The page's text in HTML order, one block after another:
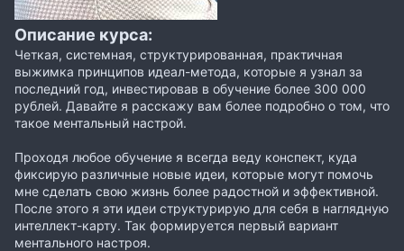
Описание курса:
Четкая, системная, структурированная, практичная
выжимка принципов идеал-метода, которые я узнал за
последний год, инвестировав в обучение более 300 000
рублей. Давайте я расскажу вам более подробно о том, что
такое ментальный настрой.
Проходя любое обучение я всегда веду конспект, куда
фиксирую различные новые идеи, которые могут помочь
мне сделать свою жизнь более радостной и эффективной.
После этого я эти идеи структурирую для себя в наглядную
интеллект-карту. Так формируется первый вариант
ментального настроя.